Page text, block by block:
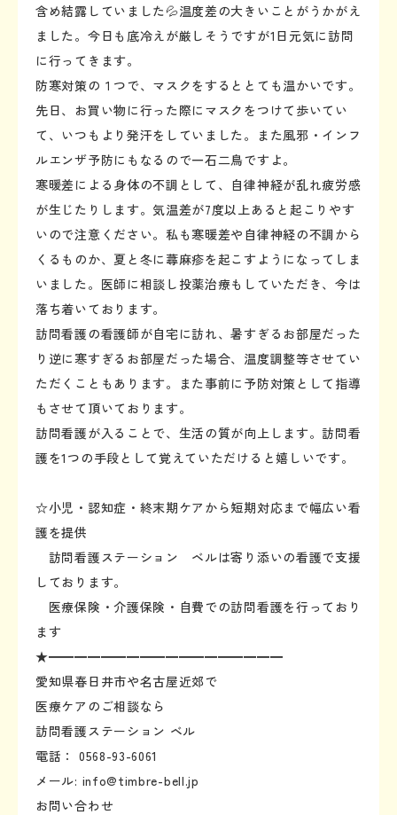
含め結露していました💦温度差の大きいことがうかがえ
ました。今日も底冷えが厳しそうですが1日元気に訪問
に行ってきます。
防寒対策の１つで、マスクをするととても温かいです。
先日、お買い物に行った際にマスクをつけて歩いてい
て、いつもより発汗をしていました。また風邪・インフ
ルエンザ予防にもなるので一石二鳥ですよ。
寒暖差による身体の不調として、自律神経が乱れ疲労感
が生じたりします。気温差が7度以上あると起こりやす
いので注意ください。私も寒暖差や自律神経の不調から
くるものか、夏と冬に蕁麻疹を起こすようになってしま
いました。医師に相談し投薬治療もしていただき、今は
落ち着いております。
訪問看護の看護師が自宅に訪れ、暑すぎるお部屋だった
り逆に寒すぎるお部屋だった場合、温度調整等させてい
ただくこともあります。また事前に予防対策として指導
もさせて頂いております。
訪問看護が入ることで、生活の質が向上します。訪問看
護を1つの手段として覚えていただけると嬉しいです。
☆小児・認知症・終末期ケアから短期対応まで幅広い看
護を提供
訪問看護ステーション ベルは寄り添いの看護で支援
しております。
医療保険・介護保険・自費での訪問看護を行っており
ます
★━━━━━━━━━━━━━━━━━━
愛知県春日井市や名古屋近郊で
医療ケアのご相談なら
訪問看護ステーション ベル
電話： 0568-93-6061
メール: info@timbre-bell.jp
お問い合わせ